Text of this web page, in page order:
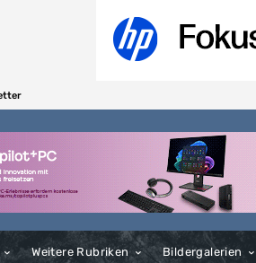
Weitere Rubriken Bildergalerien